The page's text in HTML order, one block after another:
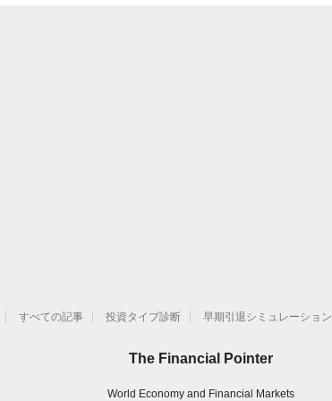
すべての記事 投資タイプ診断 早期引退シミュレーション
The Financial Pointer
World Economy and Financial Markets